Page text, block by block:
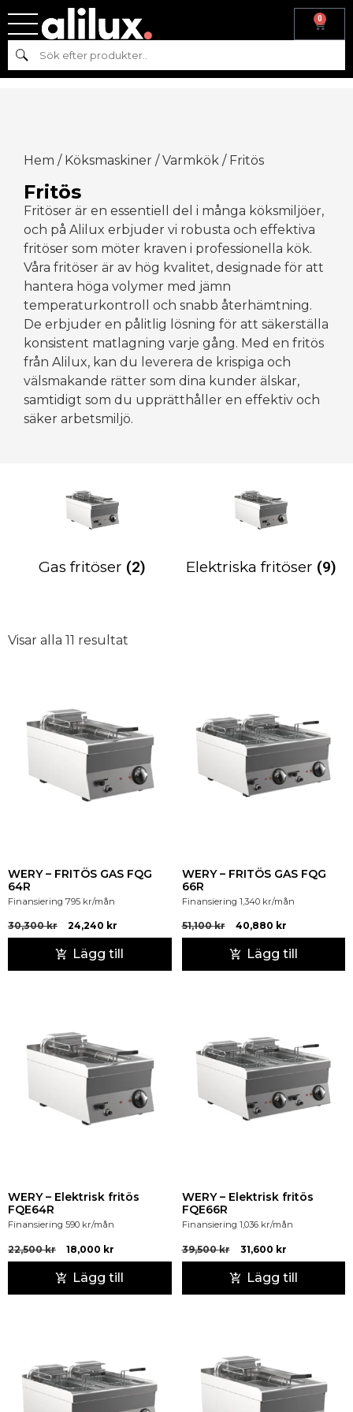
0
Sök
Hem / Köksmaskiner /Varmkök / Fritös
Fritös
Fritöser är en essentiell del i många köksmiljöer,
och på Alilux erbjuder vi robusta och effektiva
fritöser som möter kraven i professionella kök.
Våra fritöser är av hög kvalitet, designade för att
hantera höga volymer med jämn
temperaturkontroll och snabb återhämtning.
De erbjuder en pålitlig lösning för att säkerställa
konsistent matlagning varje gång. Med en fritös
från Alilux, kan du leverera de krispiga och
välsmakande rätter som dina kunder älskar,
samtidigt som du upprätthåller en effektiv och
säker arbetsmiljö.
Gas fritöser (2) Elektriska fritöser (9)
Visar alla 11 resultat
WERY – FRITÖS GAS FQG
64R
Finansiering 795 kr/mån
30,300kr 24,240 kr
Lägg till
WERY – FRITÖS GAS FQG
66R
Finansiering 1,340 kr/mån
51,100kr 40,880 kr
Lägg till
WERY – Elektrisk fritös
FQE64R
Finansiering 590 kr/mån
22,500kr 18,000 kr
Lägg till
WERY – Elektrisk fritös
FQE66R
Finansiering 1,036 kr/mån
39,500kr 31,600 kr
Lägg till